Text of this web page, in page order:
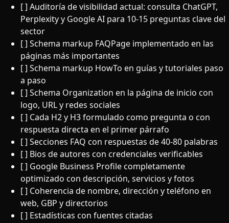
[ ] Auditoría de visibilidad actual: consulta ChatGPT,
Perplexity y Google AI para 10-15 preguntas clave del
sector
[ ] Schema markup FAQPage implementado en las
páginas más importantes
[ ] Schema markup HowTo en guías y tutoriales paso
a paso
[ ] Schema Organization en la página de inicio con
logo, URL y redes sociales
[ ] Cada H2 y H3 formulado como pregunta o con
respuesta directa en el primer párrafo
[ ] Secciones FAQ con respuestas de 40-80 palabras
[ ] Bios de autores con credenciales verificables
[ ] Google Business Profile completamente
optimizado con descripción, servicios y fotos
[ ] Coherencia de nombre, dirección y teléfono en
web, GBP y directorios
[ ] Estadísticas con fuentes citadas